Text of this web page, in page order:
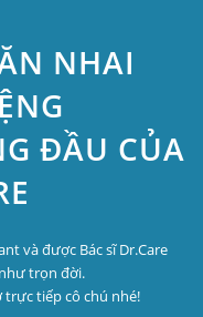
NHAI
ĐẦU CỦA
và được Bác sĩ Dr.Care
trọn đời.
tiếp cô chú nhé!